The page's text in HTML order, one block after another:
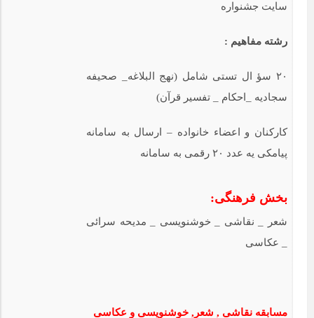
سایت جشنواره
رشته مفاهیم :
۲۰ سؤ ال تستی شامل (نهج البلاغه_ صحیفه
سجادیه _احکام _ تفسیر قرآن)
کارکنان و اعضاء خانواده – ارسال به سامانه
پیامکی یه عدد ۲۰ رقمی به سامانه
بخش فرهنگی:
شعر _ نقاشی _ خوشنویسی _ مدیحه سرائی
_ عکاسی
مسابقه نقاشی , شعر, خوشنویسی و عکاسی